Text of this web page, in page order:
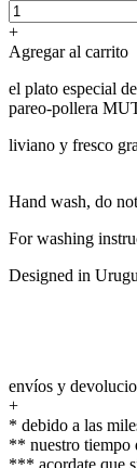
+
Agregar al carrito
el plato especial
pareo-pollera
liviano y fresco
Hand wash, do
For washing
Designed in
envíos y
+
* debido a las
** nuestro tiempo
*** acordate que